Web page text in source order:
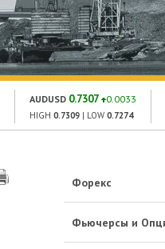
AUDUSD 0.7307 0.0033
HIGH 0.7309 | LOW 0.7274
Форекс
Фьючерсы и